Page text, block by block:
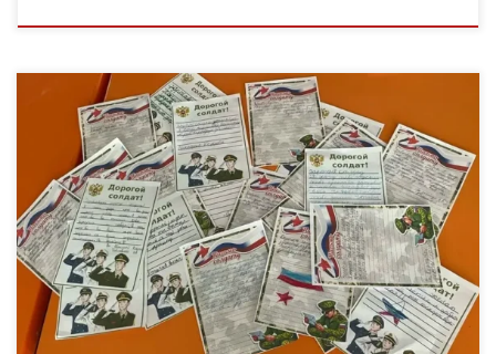
Педагоги МБОУ ДО «Дом творчества» Никифоровского МО
совместно с представителями первичного отделения
Движения Первых МБОУ ДО «Дом творчества» провели
патриотическое мероприятие для воспитанников ЛДП
«Орлёнок» […]